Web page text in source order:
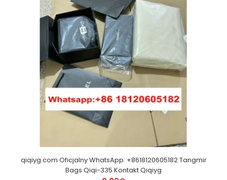
qiqiyg.com Oficjalny WhatsApp: +8618120605182 Tangmir
Bags Qiqi-335 Kontakt Qiqiyg